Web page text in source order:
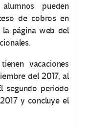
pueden
de cobros en
página web del
vacaciones
del 2017, al
segundo periodo
y concluye el